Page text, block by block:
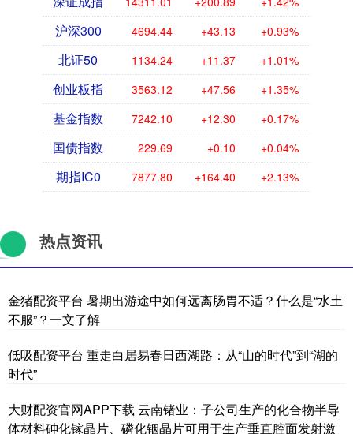
沪深300 4694.44 +43.13 +0.93%
北证50 1134.24 +11.37 +1.01%
创业板指 3563.12 +47.56 +1.35%
基金指数 7242.10 +12.30 +0.17%
国债指数 229.69 +0.10 +0.04%
期指IC0 7877.80 +164.40 +2.13%
热点资讯
金猪配资平台 暑期出游途中如何远离肠胃不适？什么是“水土
不服”？一文了解
低吸配资平台 重走白居易春日西湖路：从“山的时代”到“湖的
时代”
大财配资官网APP下载 云南锗业：子公司生产的化合物半导
体材料砷化镓晶片、磷化铟晶片可用于生产垂直腔面发射激